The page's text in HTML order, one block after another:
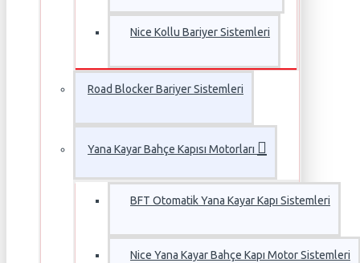
Nice Kollu Bariyer Sistemleri
Road Blocker Bariyer Sistemleri
Yana Kayar Bahçe Kapısı Motorları
BFT Otomatik Yana Kayar Kapı Sistemleri
Nice Yana Kayar Bahçe Kapı Motor Sistemleri